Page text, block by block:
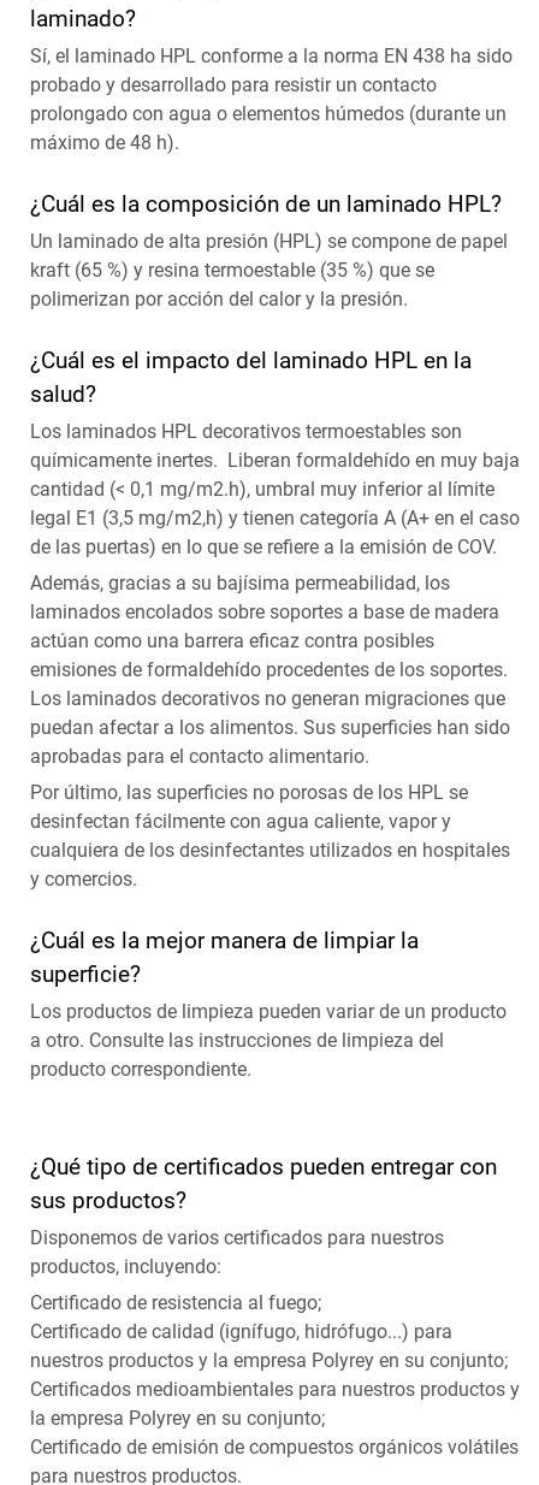
laminado?
Sí, el laminado HPL conforme a la norma EN 438 ha sido
probado y desarrollado para resistir un contacto
prolongado con agua o elementos húmedos (durante un
máximo de 48 h).
¿Cuál es la composición de un laminado HPL?
Un laminado de alta presión (HPL) se compone de papel
kraft (65 %) y resina termoestable (35 %) que se
polimerizan por acción del calor y la presión.
¿Cuál es el impacto del laminado HPL en la
salud?
Los laminados HPL decorativos termoestables son
químicamente inertes. Liberan formaldehído en muy baja
cantidad (< 0,1 mg/m2.h), umbral muy inferior al límite
legal E1 (3,5 mg/m2,h) y tienen categoría A (A+ en el caso
de las puertas) en lo que se refiere a la emisión de COV.
Además, gracias a su bajísima permeabilidad, los
laminados encolados sobre soportes a base de madera
actúan como una barrera eficaz contra posibles
emisiones de formaldehído procedentes de los soportes.
Los laminados decorativos no generan migraciones que
puedan afectar a los alimentos. Sus superficies han sido
aprobadas para el contacto alimentario.
Por último, las superficies no porosas de los HPL se
desinfectan fácilmente con agua caliente, vapor y
cualquiera de los desinfectantes utilizados en hospitales
y comercios.
¿Cuál es la mejor manera de limpiar la
superficie?
Los productos de limpieza pueden variar de un producto
a otro. Consulte las instrucciones de limpieza del
producto correspondiente.
¿Qué tipo de certificados pueden entregar con
sus productos?
Disponemos de varios certificados para nuestros
productos, incluyendo:
Certificado de resistencia al fuego;
Certificado de calidad (ignífugo, hidrófugo...) para
nuestros productos y la empresa Polyrey en su conjunto;
Certificados medioambientales para nuestros productos y
la empresa Polyrey en su conjunto;
Certificado de emisión de compuestos orgánicos volátiles
para nuestros productos.